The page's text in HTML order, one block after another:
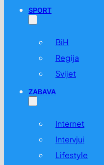
SPORT
BiH
Regija
Svijet
ZABAVA
Internet
Intervjui
Lifestyle